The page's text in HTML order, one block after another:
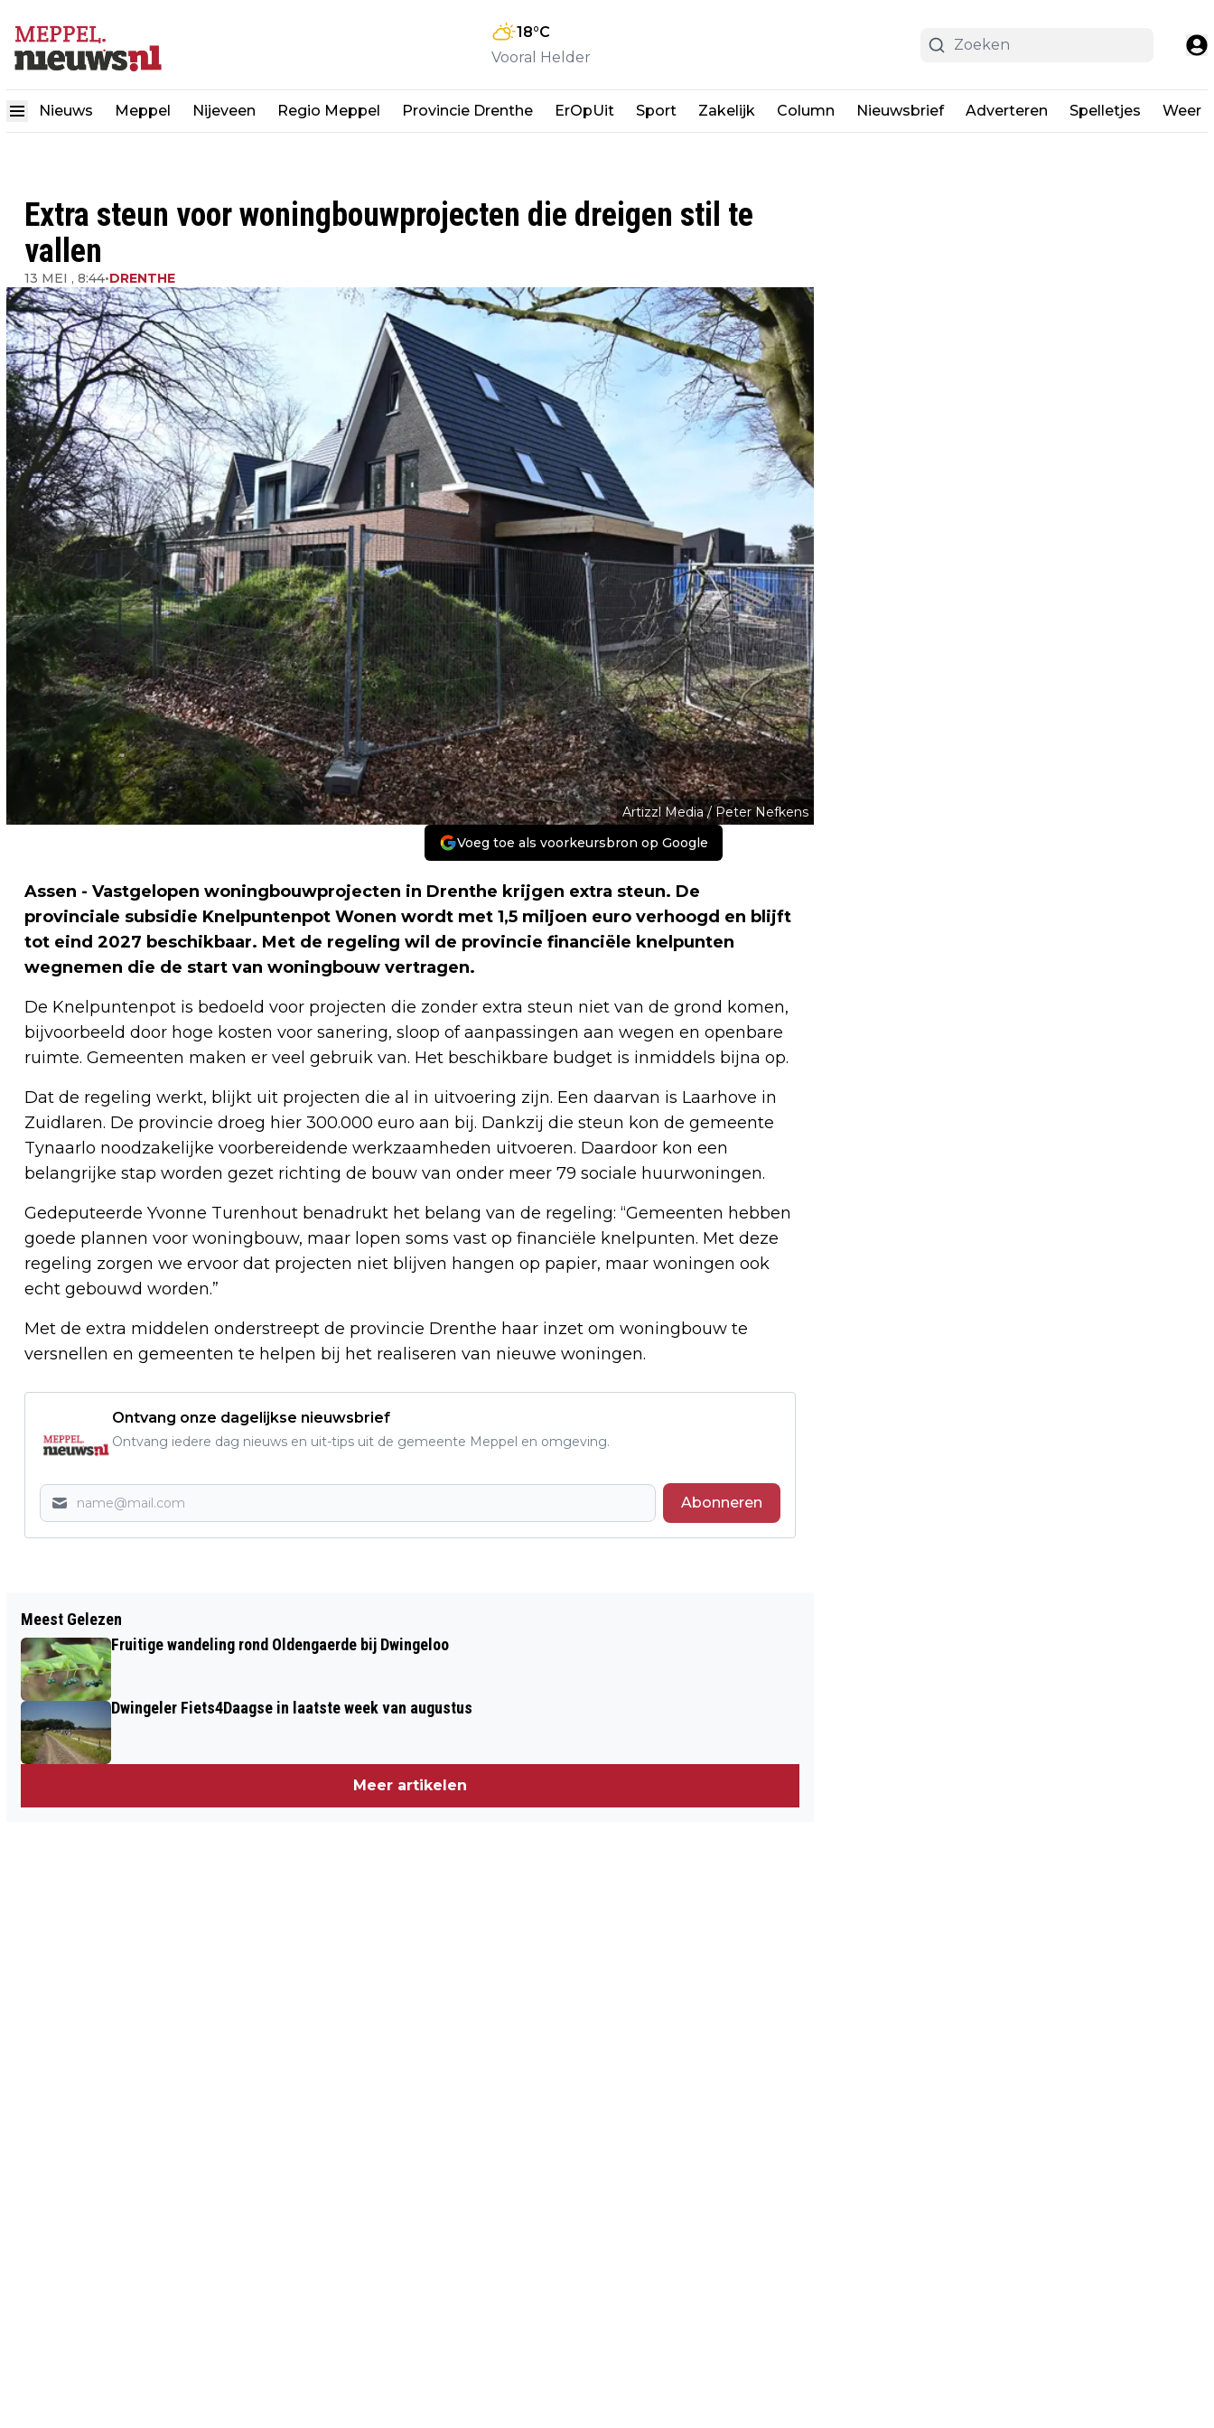
18°C
Vooral Helder
Nieuws Meppel Nijeveen Regio Meppel Provincie Drenthe ErOpUit Sport Zakelijk Column Nieuwsbrief Adverteren Spelletjes Weer
Extra steun voor woningbouwprojecten die dreigen stil te
vallen
13 MEI , 8:44•DRENTHE
Artizzl Media / Peter Nefkens
Voeg toe als voorkeursbron op Google
Assen - Vastgelopen woningbouwprojecten in Drenthe krijgen extra steun. De
provinciale subsidie Knelpuntenpot Wonen wordt met 1,5 miljoen euro verhoogd en blijft
tot eind 2027 beschikbaar. Met de regeling wil de provincie financiële knelpunten
wegnemen die de start van woningbouw vertragen.
De Knelpuntenpot is bedoeld voor projecten die zonder extra steun niet van de grond komen,
bijvoorbeeld door hoge kosten voor sanering, sloop of aanpassingen aan wegen en openbare
ruimte. Gemeenten maken er veel gebruik van. Het beschikbare budget is inmiddels bijna op.
Dat de regeling werkt, blijkt uit projecten die al in uitvoering zijn. Een daarvan is Laarhove in
Zuidlaren. De provincie droeg hier 300.000 euro aan bij. Dankzij die steun kon de gemeente
Tynaarlo noodzakelijke voorbereidende werkzaamheden uitvoeren. Daardoor kon een
belangrijke stap worden gezet richting de bouw van onder meer 79 sociale huurwoningen.
Gedeputeerde Yvonne Turenhout benadrukt het belang van de regeling: “Gemeenten hebben
goede plannen voor woningbouw, maar lopen soms vast op financiële knelpunten. Met deze
regeling zorgen we ervoor dat projecten niet blijven hangen op papier, maar woningen ook
echt gebouwd worden.”
Met de extra middelen onderstreept de provincie Drenthe haar inzet om woningbouw te
versnellen en gemeenten te helpen bij het realiseren van nieuwe woningen.
Ontvang onze dagelijkse nieuwsbrief
Ontvang iedere dag nieuws en uit-tips uit de gemeente Meppel en omgeving.
Abonneren
PROVINCIE DRENTHE HELPT MKB-
ONDERNEMERS DIGITALISEREN VIA EDIH
NN
Meest Gelezen
Fruitige wandeling rond Oldengaerde bij Dwingeloo
Dwingeler Fiets4Daagse in laatste week van augustus
Meer artikelen